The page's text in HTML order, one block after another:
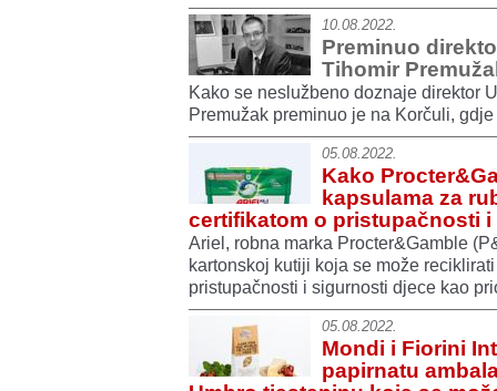
10.08.2022.
Preminuo
Tihomir
Kako se neslužbeno doznaje direktor
Premužak preminuo je na Korčuli,
05.08.2022.
Kako
kapsulama za
certifikatom o pristupačnosti
Ariel, robna marka Procter&Gamble
kartonskoj kutiji koja se može
pristupačnosti i sigurnosti djece kao
05.08.2022.
Mondi i Fiorini
papirnatu